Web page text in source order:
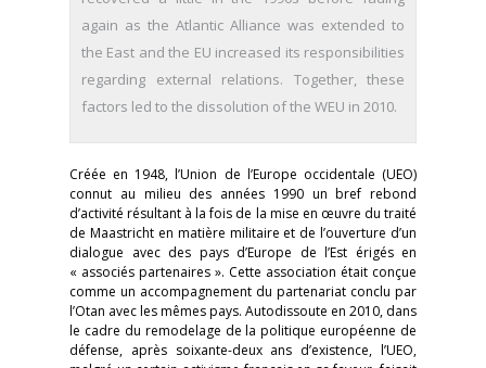
again as the Atlantic Alliance was extended to
the East and the EU increased its responsibilities
regarding external relations. Together, these
factors led to the dissolution of the WEU in 2010.
Créée en 1948, l’Union de l’Europe occidentale (UEO)
connut au milieu des années 1990 un bref rebond
d’activité résultant à la fois de la mise en œuvre du traité
de Maastricht en matière militaire et de l’ouverture d’un
dialogue avec des pays d’Europe de l’Est érigés en
« associés partenaires ». Cette association était conçue
comme un accompagnement du partenariat conclu par
l’Otan avec les mêmes pays. Autodissoute en 2010, dans
le cadre du remodelage de la politique européenne de
défense, après soixante-deux ans d’existence, l’UEO,